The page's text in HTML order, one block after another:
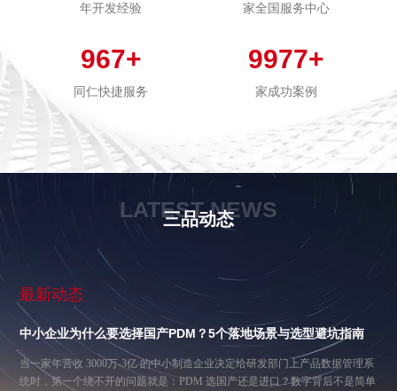
年开发经验 家全国服务中心
967+
同仁快捷服务
9977+
家成功案例
LATEST NEWS
三品动态
最新动态
中小企业为什么要选择国产PDM？5个落地场景与选型避坑指南
当一家年营收 3000万-3亿 的中小制造企业决定给研发部门上产品数据管理系
统时，第一个绕不开的问题就是：PDM 选国产还是进口？数字背后不是简单